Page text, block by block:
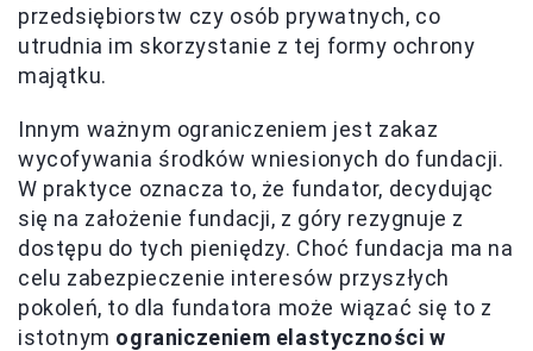
przedsiębiorstw czy osób prywatnych, co
utrudnia im skorzystanie z tej formy ochrony
majątku.
Innym ważnym ograniczeniem jest zakaz
wycofywania środków wniesionych do fundacji.
W praktyce oznacza to, że fundator, decydując
się na założenie fundacji, z góry rezygnuje z
dostępu do tych pieniędzy. Choć fundacja ma na
celu zabezpieczenie interesów przyszłych
pokoleń, to dla fundatora może wiązać się to z
istotnym ograniczeniem elastyczności w